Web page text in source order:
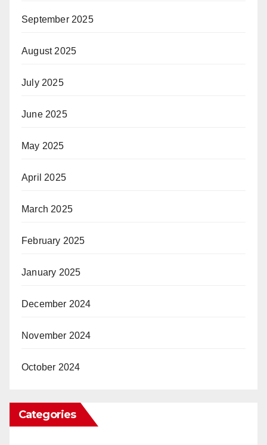
September 2025
August 2025
July 2025
June 2025
May 2025
April 2025
March 2025
February 2025
January 2025
December 2024
November 2024
October 2024
Categories